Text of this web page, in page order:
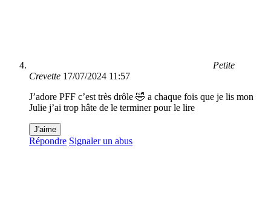
Petite
Crevette 17/07/2024 11:57
J’adore PFF c’est très drôle 🤣 a chaque fois que je lis mon
Julie j’ai trop hâte de le terminer pour le lire
J'aime
Répondre Signaler un abus